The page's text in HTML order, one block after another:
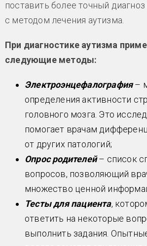
поставить более точный
с методом лечения аутизма.
При диагностике аутизма
следующие методы:
Электроэнцефалография–
определения активности
головного мозга. Это
помогает врачам
от других патологий;
Опрос родителей– список
вопросов, позволяющий
множество ценной
Тесты для пациента,
ответить на некоторые
выполнить задания.